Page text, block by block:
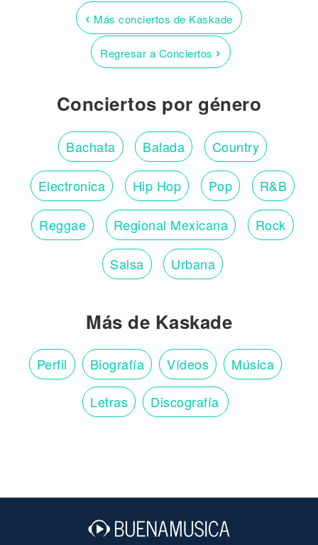
‹ Más conciertos de Kaskade
Regresar a Conciertos ›
Conciertos por género
Bachata Balada Country
Electronica Hip Hop Pop R&B
Reggae Regional Mexicana Rock
Salsa Urbana
Más de Kaskade
Perfil Biografía Vídeos Música
Letras Discografía